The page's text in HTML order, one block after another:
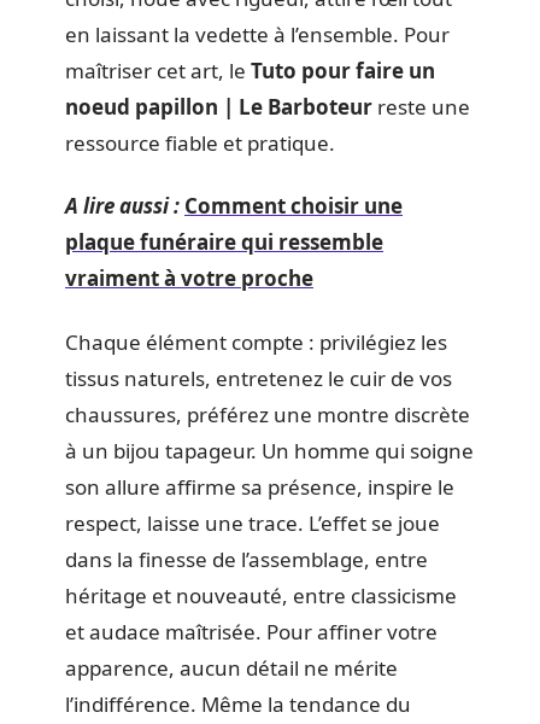
en laissant la vedette à l’ensemble. Pour
maîtriser cet art, le Tuto pour faire un
noeud papillon | Le Barboteur reste une
ressource fiable et pratique.
A lire aussi : Comment choisir une
plaque funéraire qui ressemble
vraiment à votre proche
Chaque élément compte : privilégiez les
tissus naturels, entretenez le cuir de vos
chaussures, préférez une montre discrète
à un bijou tapageur. Un homme qui soigne
son allure affirme sa présence, inspire le
respect, laisse une trace. L’effet se joue
dans la finesse de l’assemblage, entre
héritage et nouveauté, entre classicisme
et audace maîtrisée. Pour affiner votre
apparence, aucun détail ne mérite
l’indifférence. Même la tendance du